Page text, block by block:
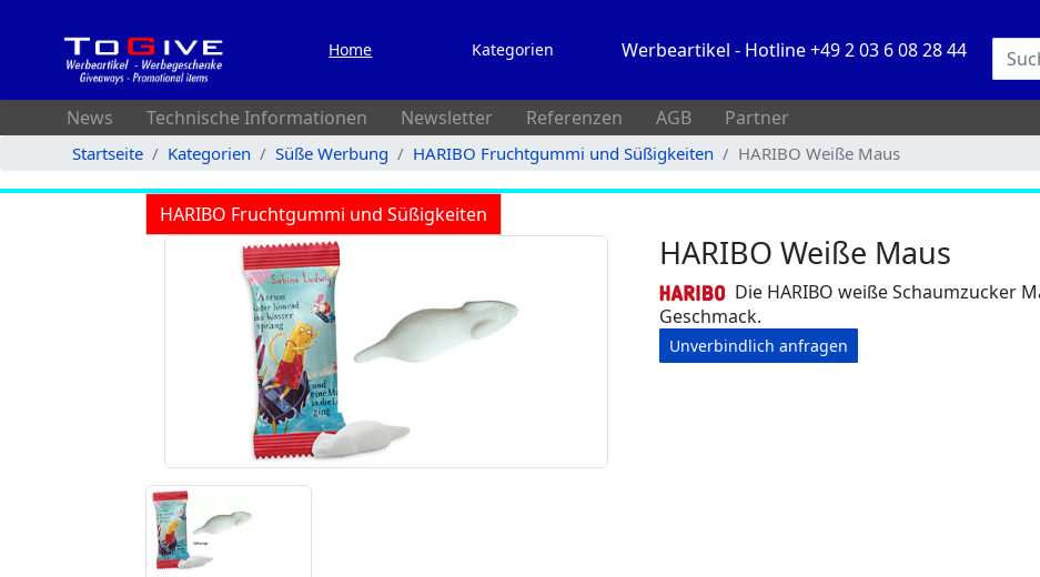
Home Kategorien Werbeartikel - Hotline +49 2 03 6 08 28 44
News Technische Informationen Newsletter Referenzen AGB Partner
Startseite Kategorien Süße Werbung HARIBO Fruchtgummi und Süßigkeiten HARIBO Weiße Maus
HARIBO Fruchtgummi und Süßigkeiten
HARIBO Weiße Maus
Die HARIBO weiße Schaumzucker
Geschmack.
Unverbindlich anfragen